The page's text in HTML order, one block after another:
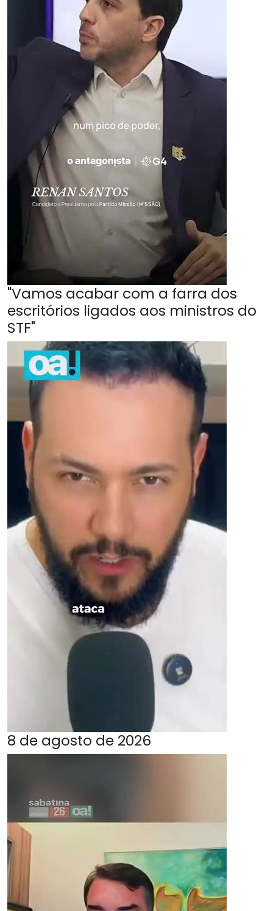
"Vamos acabar com a farra dos
escritórios ligados aos ministros do
STF"
8 de agosto de 2026